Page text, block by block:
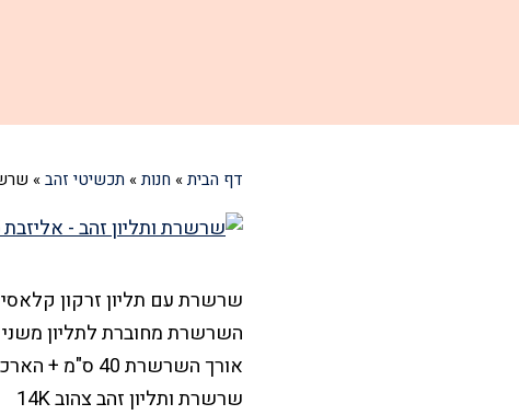
דף הבית» חנות» תכשיטי זהב»
שרשרת עם תליון זרקון קלאסי
השרשרת מחוברת לתליון
אורך השרשרת 40 ס"מ + הארכה 5 ס"מ
שרשרת ותליון זהב צהוב 14K